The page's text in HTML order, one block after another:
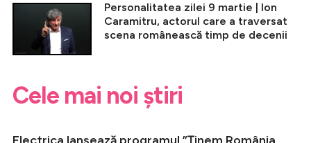
Personalitatea zilei 9 martie | Ion
Caramitru, actorul care a traversat
scena românească timp de decenii
Cele mai noi știri